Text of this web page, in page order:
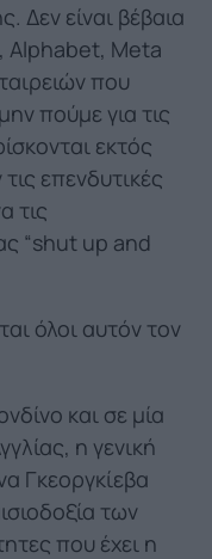
Δεν είναι βέβαια
Alphabet, Meta
που
πούμε για τις
εκτός
επενδυτικές
τις
“shut up and
όλοι αυτόν τον
και σε μία
η γενική
Γκεοργκίεβα
των
που έχει η